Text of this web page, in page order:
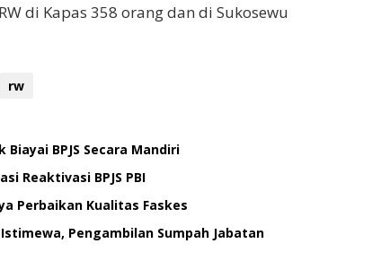
di Kapas 358 orang dan di Sukosewu
rw
BPJS Secara Mandiri
Reaktivasi BPJS PBI
Perbaikan Kualitas Faskes
Pengambilan Sumpah Jabatan